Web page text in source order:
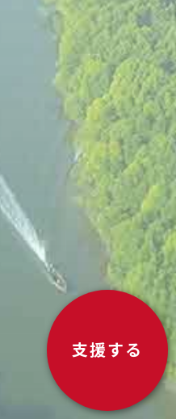
支援する